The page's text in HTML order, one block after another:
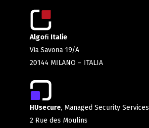
Algoﬁ Italie
Via Savona 19/A
20144 MILANO – ITALIA
HUsecure, Managed Security Services
2 Rue des Moulins